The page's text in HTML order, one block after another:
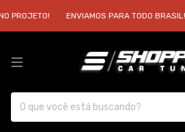
ENVIAMOS PARA TODO BRASIL!